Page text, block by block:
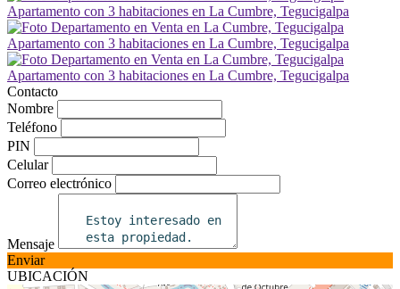
Contacto
Nombre
Teléfono
PIN
Celular
Correo electrónico
Mensaje
Enviar
UBICACIÓN